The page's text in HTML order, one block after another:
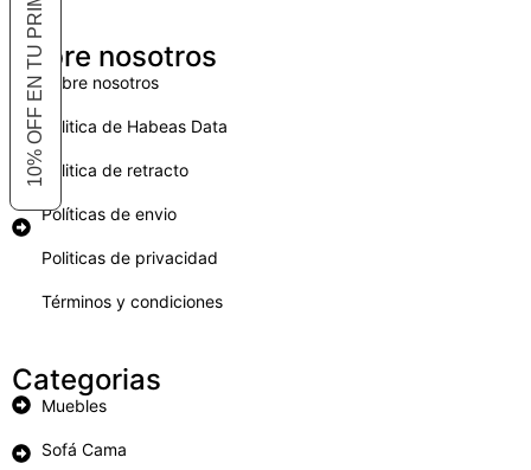
Sobre nosotros
Sobre nosotros
Politica de Habeas Data
Politica de retracto
Políticas de envio
Politicas de privacidad
Términos y condiciones
Categorias
Muebles
Sofá Cama